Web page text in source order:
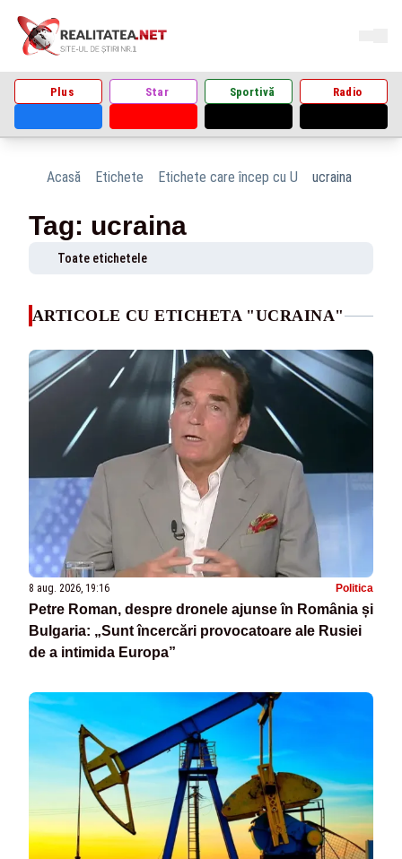
Plus Star Sportivă Radio
Acasă Etichete Etichete care încep cu U ucraina
Tag: ucraina
Toate etichetele
ARTICOLE CU ETICHETA "UCRAINA"
8 aug. 2026, 19:16 Politica
Petre Roman, despre dronele ajunse în România și
Bulgaria: „Sunt încercări provocatoare ale Rusiei
de a intimida Europa”